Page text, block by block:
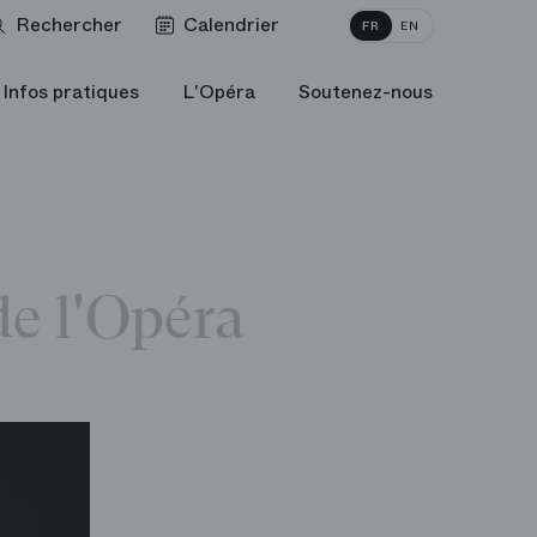
Rechercher Calendrier FR EN
Infos pratiques L'Opéra Soutenez-nous
l'Opéra